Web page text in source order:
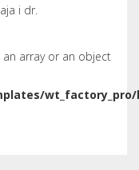
i dr.
an array or an object